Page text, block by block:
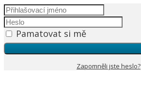
Pamatovat si mě
Zapomněli jste heslo?